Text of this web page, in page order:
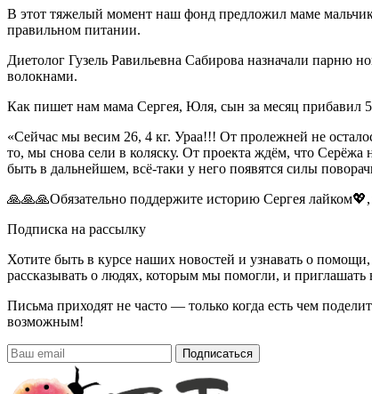
В этот тяжелый момент наш фонд предложил маме
правильном питании.
Диетолог Гузель Равильевна Сабирова назначали
волокнами.
Как пишет нам мама Сергея, Юля, сын за месяц прибавил
«Сейчас мы весим 26, 4 кг. Ураа!!! От пролежней не
то, мы снова сели в коляску. От проекта ждём, что Серёжа
быть в дальнейшем, всё-таки у него появятся силы
🙏🙏🙏Обязательно поддержите историю Сергея
Подписка на рассылку
Хотите быть в курсе наших новостей и узнавать о
рассказывать о людях, которым мы помогли, и
Письма приходят не часто — только когда есть чем
возможным!
Подписаться